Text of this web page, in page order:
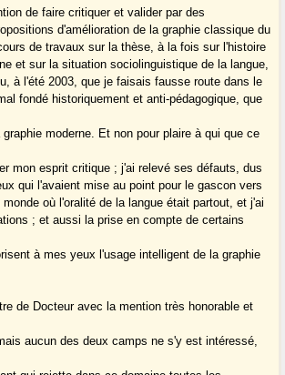
de faire critiquer et valider par des
d'amélioration de la graphie classique du
de travaux sur la thèse, à la fois sur l'histoire
et sur la situation sociolinguistique de la langue,
à l'été 2003, que je faisais fausse route dans le
fondé historiquement et anti-pédagogique, que
moderne. Et non pour plaire à qui que ce
mon esprit critique ; j'ai relevé ses défauts, dus
qui l'avaient mise au point pour le gascon vers
où l'oralité de la langue était partout, et j'ai
; et aussi la prise en compte de certains
à mes yeux l'usage intelligent de la graphie
de Docteur avec la mention très honorable et
aucun des deux camps ne s'y est intéressé,